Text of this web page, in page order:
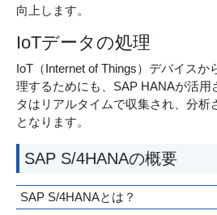
向上します。
IoTデータの処理
IoT（Internet of Things）デバイスか
理するためにも、SAP HANAが活用
タはリアルタイムで収集され、分析
となります。
SAP S/4HANAの概要
SAP S/4HANAとは？